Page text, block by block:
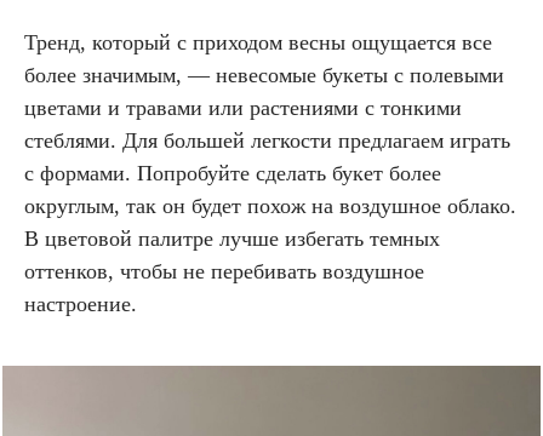
Тренд, который с приходом весны ощущается все
более значимым, — невесомые букеты с полевыми
цветами и травами или растениями с тонкими
стеблями. Для большей легкости предлагаем играть
с формами. Попробуйте сделать букет более
округлым, так он будет похож на воздушное облако.
В цветовой палитре лучше избегать темных
оттенков, чтобы не перебивать воздушное
настроение.